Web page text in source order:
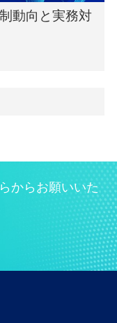
動向と実務対
からお願いいた